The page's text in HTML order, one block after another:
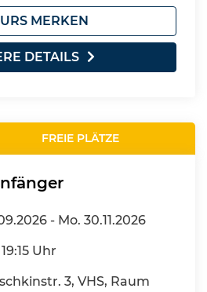
MERKEN
DETAILS
FREIE PLÄTZE
- Mo. 30.11.2026
Uhr
3, VHS, Raum